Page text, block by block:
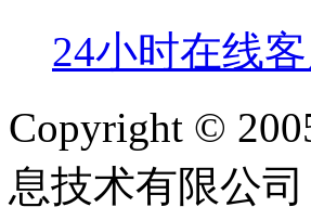
24小时在线
Copyright ©
息技术有限公